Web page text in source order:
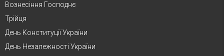
Вознесіння Господнє
Трійця
День Конституції України
День Незалежності України